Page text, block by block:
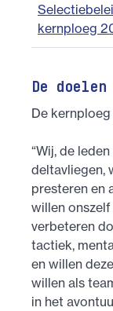
kernploeg
De
De
“Wij, de
deltavliegen,
presteren en
willen
verbeteren
tactiek,
en willen
willen als
in het